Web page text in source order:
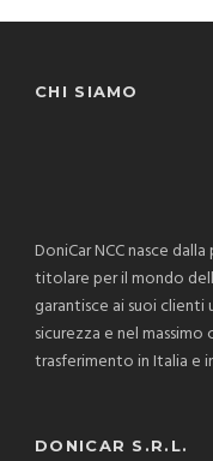
CHI SIAMO
DoniCar NCC nasce
titolare per il mondo
garantisce ai suoi clienti
sicurezza e nel
trasferimento in Italia e
DONICAR S.R.L.